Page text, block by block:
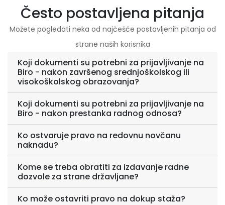
Često postavljena pitanja
Možete pogledati neka od najčešće postavljenih pitanja od
strane naših korisnika
Koji dokumenti su potrebni za prijavljivanje na
Biro - nakon završenog srednjoškolskog ili
visokoškolskog obrazovanja?
Koji dokumenti su potrebni za prijavljivanje na
Biro - nakon prestanka radnog odnosa?
Ko ostvaruje pravo na redovnu novčanu
naknadu?
Kome se treba obratiti za izdavanje radne
dozvole za strane državljane?
Ko može ostavriti pravo na dokup staža?